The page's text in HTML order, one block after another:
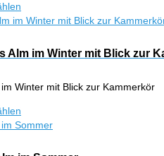
können
auf
Produktseite
werden
Produkt
mehrere
Varianten
Die
können
auf
Alm im Winter mit Blick zur
Winter mit Blick zur Kammerkör
Produkt
mehrere